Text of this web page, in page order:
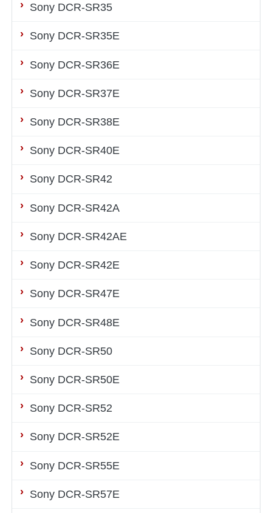
Sony DCR-SR35
Sony DCR-SR35E
Sony DCR-SR36E
Sony DCR-SR37E
Sony DCR-SR38E
Sony DCR-SR40E
Sony DCR-SR42
Sony DCR-SR42A
Sony DCR-SR42AE
Sony DCR-SR42E
Sony DCR-SR47E
Sony DCR-SR48E
Sony DCR-SR50
Sony DCR-SR50E
Sony DCR-SR52
Sony DCR-SR52E
Sony DCR-SR55E
Sony DCR-SR57E